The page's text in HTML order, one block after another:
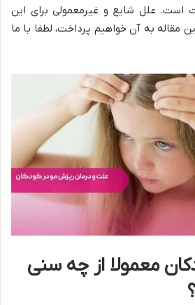
است. علل شایع و غیرمعمولی برای این
مقاله به آن خواهیم پرداخت، لطفا با ما
معمولا از چه سنی